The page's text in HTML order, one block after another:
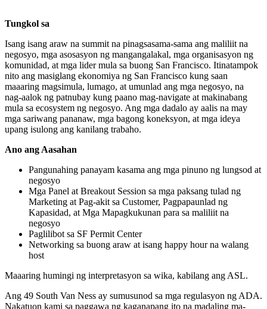
Tungkol sa
Isang isang araw na summit na pinagsasama-sama ang maliliit na
negosyo, mga asosasyon ng mangangalakal, mga organisasyon ng
komunidad, at mga lider mula sa buong San Francisco. Itinatampok
nito ang masiglang ekonomiya ng San Francisco kung saan
maaaring magsimula, lumago, at umunlad ang mga negosyo, na
nag-aalok ng patnubay kung paano mag-navigate at makinabang
mula sa ecosystem ng negosyo. Ang mga dadalo ay aalis na may
mga sariwang pananaw, mga bagong koneksyon, at mga ideya
upang isulong ang kanilang trabaho.
Ano ang Aasahan
Pangunahing panayam kasama ang mga pinuno ng lungsod at
negosyo
Mga Panel at Breakout Session sa mga paksang tulad ng
Marketing at Pag-akit sa Customer, Pagpapaunlad ng
Kapasidad, at Mga Mapagkukunan para sa maliliit na
negosyo
Paglilibot sa SF Permit Center
Networking sa buong araw at isang happy hour na walang
host
Maaaring humingi ng interpretasyon sa wika, kabilang ang ASL.
Ang 49 South Van Ness ay sumusunod sa mga regulasyon ng ADA.
Nakatuon kami sa paggawa ng kaganapang ito na madaling ma-